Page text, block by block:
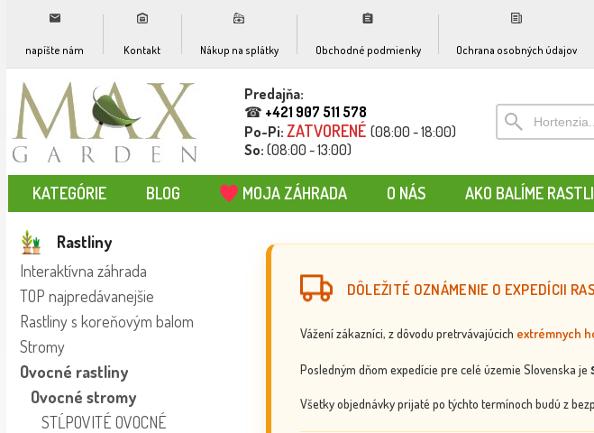
napíšte nám Kontakt Nákup na splátky Obchodné podmienky Ochrana osobných údajov
Predajňa:
☎ +421 907 511 578
Po-Pi: ZATVORENÉ (08:00 - 18:00)
So: (08:00 - 13:00)
KATEGÓRIE BLOG MOJA ZÁHRADA O NÁS AKO BALÍME
Rastliny
Interaktívna záhrada
TOP najpredávanejšie
Rastliny s koreňovým balom
Stromy
Ovocné rastliny
Ovocné stromy
STĹPOVITÉ OVOCNÉ
DÔLEŽITÉ OZNÁMENIE O EXPEDÍCII
Vážení zákazníci, z dôvodu pretrvávajúcich extrémnych
Posledným dňom expedície pre celé územie Slovenska je
Všetky objednávky prijaté po týchto termínoch budú z